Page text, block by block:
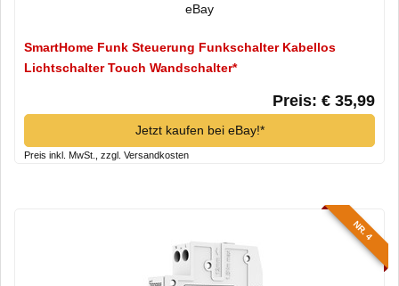
eBay
SmartHome Funk Steuerung Funkschalter Kabellos
Lichtschalter Touch Wandschalter*
Preis: € 35,99
Jetzt kaufen bei eBay!*
Preis inkl. MwSt., zzgl. Versandkosten
NR. 4